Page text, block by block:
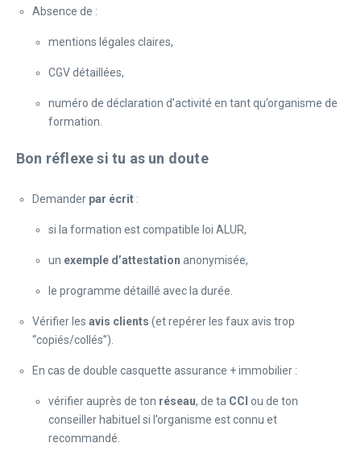
Absence de :
mentions légales claires,
CGV détaillées,
numéro de déclaration d’activité en tant qu’organisme de
formation.
Bon réflexe si tu as un doute
Demander par écrit :
si la formation est compatible loi ALUR,
un exemple d’attestation anonymisée,
le programme détaillé avec la durée.
Vérifier les avis clients (et repérer les faux avis trop
“copiés/collés”).
En cas de double casquette assurance + immobilier :
vérifier auprès de ton réseau, de ta CCI ou de ton
conseiller habituel si l’organisme est connu et
recommandé.